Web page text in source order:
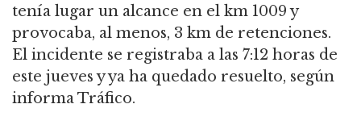
tenía lugar un alcance en el km 1009 y
provocaba, al menos, 3 km de retenciones.
El incidente se registraba a las 7:12 horas de
este jueves y ya ha quedado resuelto, según
informa Tráfico.